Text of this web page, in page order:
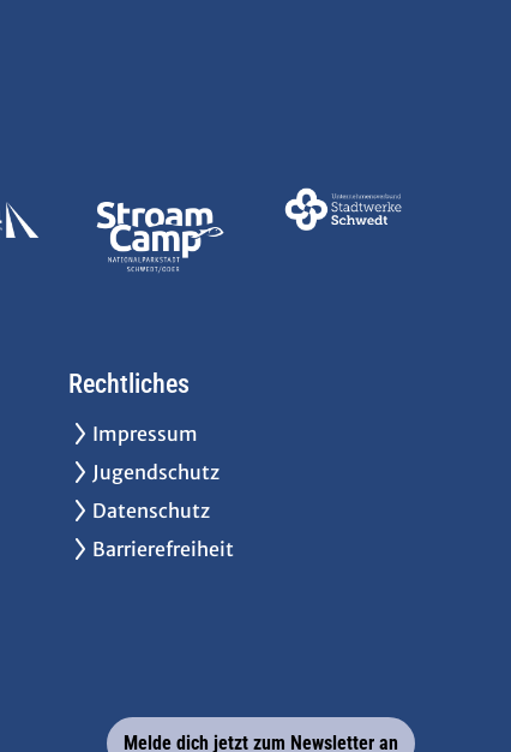
Rechtliches
Impressum
Jugendschutz
Datenschutz
Barrierefreiheit
Melde dich jetzt zum Newsletter an